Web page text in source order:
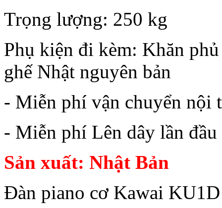
Trọng lượng: 250 kg
Phụ kiện đi kèm: Khăn
ghế Nhật nguyên bản
- Miễn phí vận chuyển nội
- Miễn phí Lên dây lần đầu
Sản xuất: Nhật Bản
Đàn piano cơ Kawai KU1D